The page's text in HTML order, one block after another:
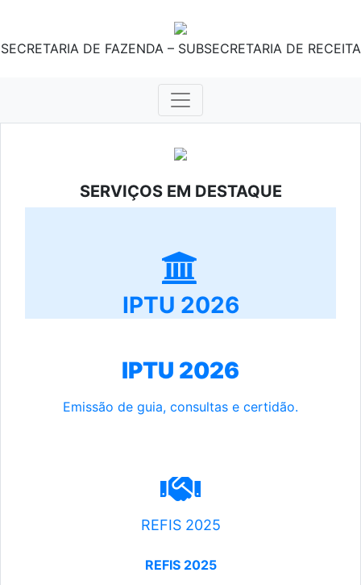
SECRETARIA DE FAZENDA – SUBSECRETARIA DE RECEITA
SERVIÇOS EM DESTAQUE
IPTU 2026
IPTU 2026
Emissão de guia, consultas e certidão.
REFIS 2025
REFIS 2025